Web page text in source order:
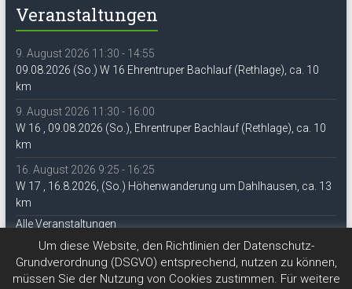
Veranstaltungen
9. August 2026 11:30 - 14:55
09.08.2026 (So.) W 16 Ehrentruper Bachlauf (Rethlage), ca. 10
km
9. August 2026 11:30 - 16:00
W 16 , 09.08.2026 (So.), Ehrentruper Bachlauf (Rethlage), ca. 10
km
16. August 2026 9:25 - 16:25
W 17 , 16.8.2026, (So.) Höhenwanderung um Dahlhausen, ca. 13
km
Alle Veranstaltungen
Um diese Website, den Richtlinien der Datenschutz-
Grundverordnung (DSGVO) entsprechend, nutzen zu können,
müssen Sie der Nutzung von Cookies zustimmen. Für weitere